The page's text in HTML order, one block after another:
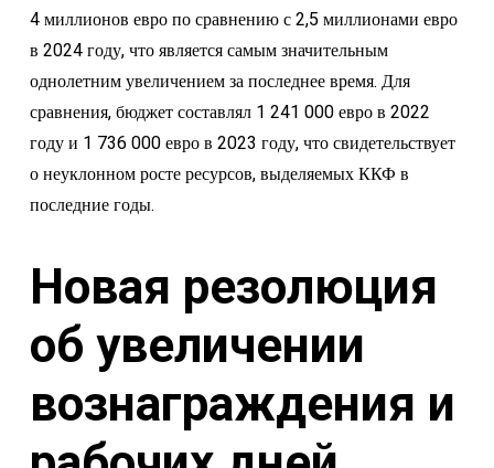
4 миллионов евро по сравнению с 2,5 миллионами евро
в 2024 году, что является самым значительным
однолетним увеличением за последнее время. Для
сравнения, бюджет составлял 1 241 000 евро в 2022
году и 1 736 000 евро в 2023 году, что свидетельствует
о неуклонном росте ресурсов, выделяемых ККФ в
последние годы.
Новая резолюция
об увеличении
вознаграждения и